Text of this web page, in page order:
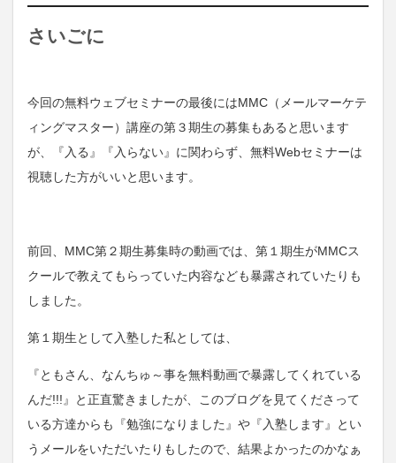
さいごに
今回の無料ウェブセミナーの最後にはMMC（メールマーケテ
ィングマスター）講座の第３期生の募集もあると思います
が、『入る』『入らない』に関わらず、無料Webセミナーは
視聴した方がいいと思います。
前回、MMC第２期生募集時の動画では、第１期生がMMCス
クールで教えてもらっていた内容なども暴露されていたりも
しました。
第１期生として入塾した私としては、
『ともさん、なんちゅ～事を無料動画で暴露してくれている
んだ!!!』と正直驚きましたが、このブログを見てくださって
いる方達からも『勉強になりました』や『入塾します』とい
うメールをいただいたりもしたので、結果よかったのかなぁ